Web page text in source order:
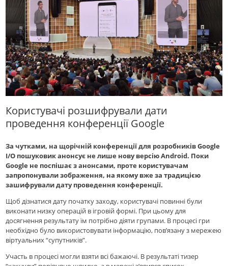
Користувачі розшифрували дати
проведення конференції Google
За чутками, на щорічній конференції для розробників Google
I/O пошуковик анонсує не лише нову версію Android. Поки
Google не поспішає з анонсами, проте користувачам
запропонували зображення, на якому вже за традицією
зашифрували дату проведення конференції.
Щоб дізнатися дату початку заходу, користувачі повинні були
виконати низку операцій в ігровій формі. При цьому для
досягнення результату їм потрібно діяти групами. В процесі гри
необхідно було використовувати інформацію, пов’язану з мережею
віртуальних “супутників”.
Участь в процесі могли взяти всі бажаючі. В результаті тизер